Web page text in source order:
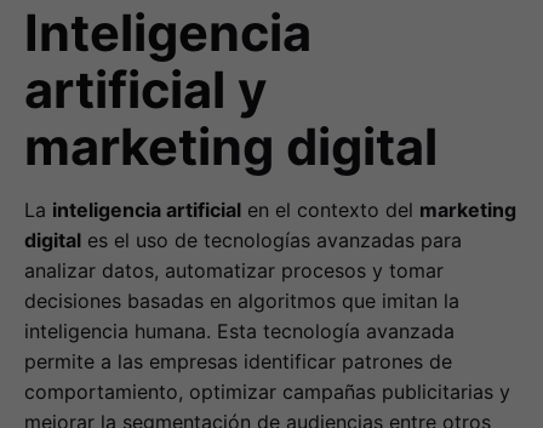
Inteligencia
artificial y
marketing digital
La inteligencia artificial en el contexto del marketing
digital es el uso de tecnologías avanzadas para
analizar datos, automatizar procesos y tomar
decisiones basadas en algoritmos que imitan la
inteligencia humana. Esta tecnología avanzada
permite a las empresas identificar patrones de
comportamiento, optimizar campañas publicitarias y
mejorar la segmentación de audiencias entre otros